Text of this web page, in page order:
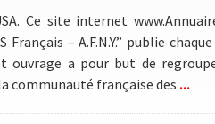
Ce site internet
Français – A.F.N.Y.” publie
ouvrage a pour but de
communauté française des ...